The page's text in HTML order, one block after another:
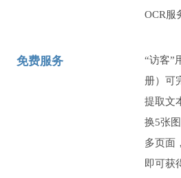
OCR服
免费服务
“访客”
册）可
提取文
换5张
多页面
即可获